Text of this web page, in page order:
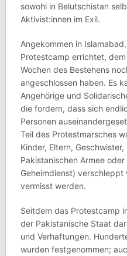
sowohl in Belutschistan
Aktivist:innen im Exil.
Angekommen in
Protestcamp errichtet,
Wochen des Bestehens
angeschlossen haben. Es
Angehörige und
die fordern, dass sich
Personen
Teil des Protestmarsches
Kinder, Eltern,
Pakistanischen Armee
Geheimdienst)
vermisst werden.
Seitdem das Protestcamp
der Pakistanische Staat
und Verhaftungen.
wurden festgenommen;